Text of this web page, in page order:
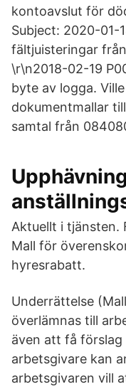
kontoavslut för
Subject: 2020-01-
fältjuisteringar
\r\n2018-02-19
byte av logga.
dokumentmallar
samtal från
Aktuellt i tjänsten.
Mall för
hyresrabatt.
Underrättelse
överlämnas till
även att få förslag
arbetsgivare kan
arbetsgivaren vill